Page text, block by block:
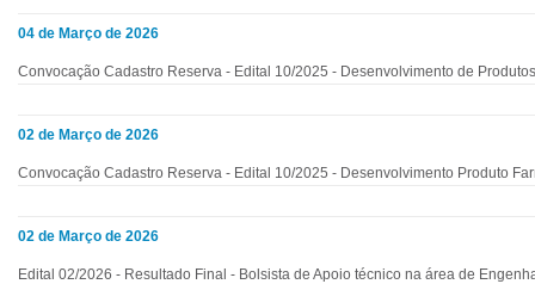
04 de Março de 2026
Convocação Cadastro Reserva - Edital 10/2025 - Desenvolvimento de
02 de Março de 2026
Convocação Cadastro Reserva - Edital 10/2025 - Desenvolvimento Produto
02 de Março de 2026
Edital 02/2026 - Resultado Final - Bolsista de Apoio técnico na área de